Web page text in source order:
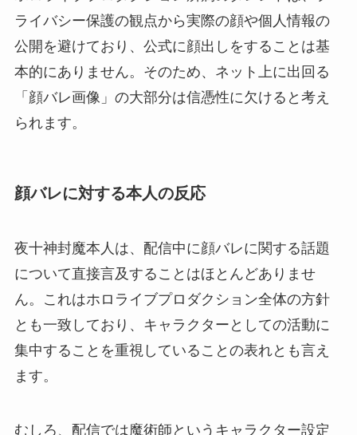
ライバシー保護の観点から実際の顔や個人情報の
公開を避けており、公式に顔出しをすることは基
本的にありません。そのため、ネット上に出回る
「顔バレ画像」の大部分は信憑性に欠けると考え
られます。
顔バレに対する本人の反応
夜十神封魔本人は、配信中に顔バレに関する話題
について直接言及することはほとんどありませ
ん。これはホロライブプロダクション全体の方針
とも一致しており、キャラクターとしての活動に
集中することを重視していることの表れとも言え
ます。
むしろ、配信では魔術師というキャラクター設定